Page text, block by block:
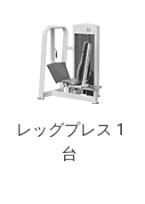
レッグプレス 1
台